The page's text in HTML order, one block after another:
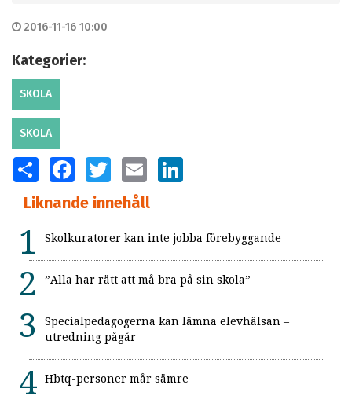
2016-11-16 10:00
Kategorier:
SKOLA
SKOLA
SHARE FACEBOOKTWITTER EMAIL
Liknande innehåll
Skolkuratorer kan inte jobba förebyggande
”Alla har rätt att må bra på sin skola”
Specialpedagogerna kan lämna elevhälsan –
utredning pågår
Hbtq-personer mår sämre